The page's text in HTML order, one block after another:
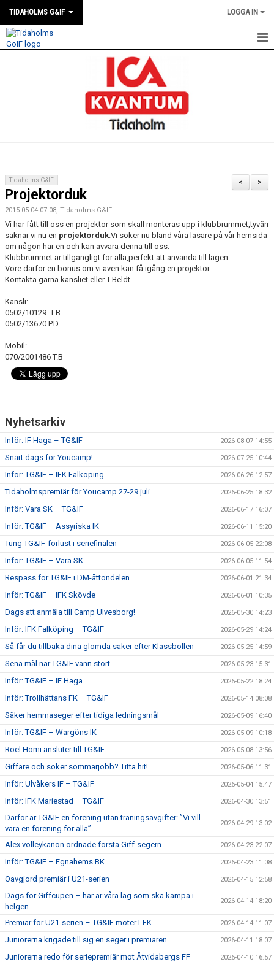
TIDAHOLMS G&IF LOGGA IN
FÖRENINGEN
SOUVENIRER
GAMLA GIFFS TORSDAGSTRÄFFAR
MATCHER
CUPER ARBETSBESKRIVNING
PLANSCHEMA
>
<
Tidaholms G&IF
Projektorduk
2015-05-04 07:08, Tidaholms G&IF
Vi har fått till oss en projektor som skall monteras upp i klubbrummet,tyvärr
saknar vi nu en projektorduk.Vi söker nu bland våra läsare på vår hemsida
om någon har en och kan avvara denna till oss.
Klubbrummet är tillgängligt för alla,perfekt att använda till lagen.
Vore därför en bonus om vi även kan få igång en projektor.
Kontakta gärna kansliet eller T.Beldt
Kansli:
0502/10129 T.B
0502/13670 P.D
Mobil:
070/2001486 T.B
Nyhetsarkiv
Inför: IF Haga – TG&IF 2026-08-07 14:55
Snart dags för Youcamp! 2026-07-25 10:44
Inför: TG&IF – IFK Falköping 2026-06-26 12:57
TIdaholmspremiär för Youcamp 27-29 juli 2026-06-25 18:32
Inför: Vara SK – TG&IF 2026-06-17 16:07
Inför: TG&IF – Assyriska IK 2026-06-11 15:20
Tung TG&IF-förlust i seriefinalen 2026-06-05 22:08
Inför: TG&IF – Vara SK 2026-06-05 11:54
Respass för TG&IF i DM-åttondelen 2026-06-01 21:34
Inför: TG&IF – IFK Skövde 2026-06-01 10:35
Dags att anmäla till Camp Ulvesborg! 2026-05-30 14:23
Inför: IFK Falköping – TG&IF 2026-05-29 14:24
Så får du tillbaka dina glömda saker efter Klassbollen 2026-05-25 14:59
Sena mål när TG&IF vann stort 2026-05-23 15:31
Inför: TG&IF – IF Haga 2026-05-22 18:24
Inför: Trollhättans FK – TG&IF 2026-05-14 08:08
Säker hemmaseger efter tidiga ledningsmål 2026-05-09 16:40
Inför: TG&IF – Wargöns IK 2026-05-09 10:18
Roel Homi ansluter till TG&IF 2026-05-08 13:56
Giffare och söker sommarjobb? Titta hit! 2026-05-06 11:31
Inför: Ulvåkers IF – TG&IF 2026-05-04 15:47
Inför: IFK Mariestad – TG&IF 2026-04-30 13:51
Därför är TG&IF en förening utan träningsavgifter: ”Vi vill
vara en förening för alla”
2026-04-29 13:02
Alex volleykanon ordnade första Giff-segern 2026-04-23 22:07
Inför: TG&IF – Egnahems BK 2026-04-23 11:08
Oavgjord premiär i U21-serien 2026-04-15 12:58
Dags för Giffcupen – här är våra lag som ska kämpa i
helgen
2026-04-14 18:20
Premiär för U21-serien – TG&IF möter LFK 2026-04-14 11:07
Juniorerna krigade till sig en seger i premiären 2026-04-11 18:07
Juniorerna redo för seriepremiär mot Åtvidabergs FF 2026-04-10 16:57